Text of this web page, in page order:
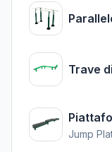
Trave
Jump